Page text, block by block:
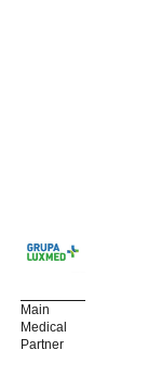
Main
Medical
Partner